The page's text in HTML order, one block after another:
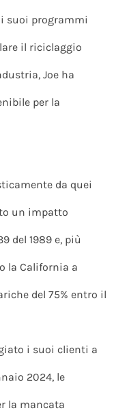
i suoi programmi
il riciclaggio
Joe ha
per la
da quei
un impatto
del 1989 e, più
la California a
del 75% entro il
i suoi clienti a
2024, le
la mancata